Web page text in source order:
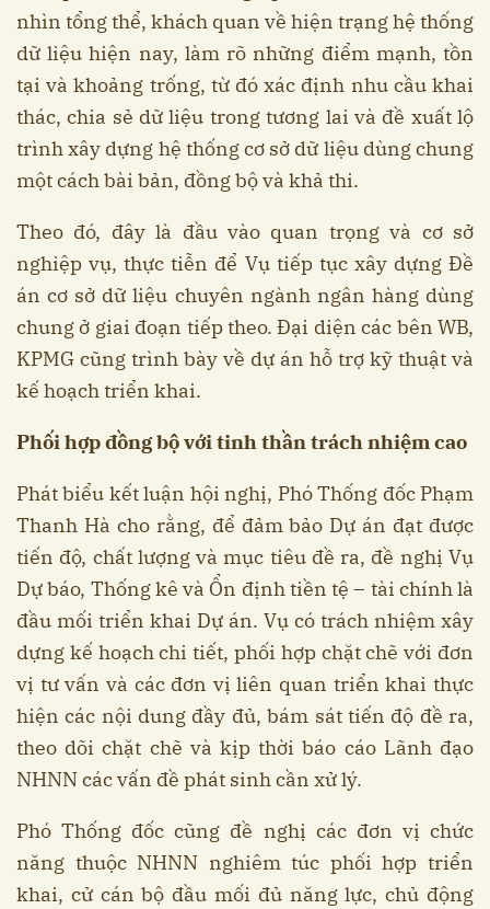
nhìn tổng thể, khách quan về hiện trạng hệ thống
dữ liệu hiện nay, làm rõ những điểm mạnh, tồn
tại và khoảng trống, từ đó xác định nhu cầu khai
thác, chia sẻ dữ liệu trong tương lai và đề xuất lộ
trình xây dựng hệ thống cơ sở dữ liệu dùng chung
một cách bài bản, đồng bộ và khả thi.
Theo đó, đây là đầu vào quan trọng và cơ sở
nghiệp vụ, thực tiễn để Vụ tiếp tục xây dựng Đề
án cơ sở dữ liệu chuyên ngành ngân hàng dùng
chung ở giai đoạn tiếp theo. Đại diện các bên WB,
KPMG cũng trình bày về dự án hỗ trợ kỹ thuật và
kế hoạch triển khai.
Phối hợp đồng bộ với tinh thần trách nhiệm cao
Phát biểu kết luận hội nghị, Phó Thống đốc Phạm
Thanh Hà cho rằng, để đảm bảo Dự án đạt được
tiến độ, chất lượng và mục tiêu đề ra, đề nghị Vụ
Dự báo, Thống kê và Ổn định tiền tệ – tài chính là
đầu mối triển khai Dự án. Vụ có trách nhiệm xây
dựng kế hoạch chi tiết, phối hợp chặt chẽ với đơn
vị tư vấn và các đơn vị liên quan triển khai thực
hiện các nội dung đầy đủ, bám sát tiến độ đề ra,
theo dõi chặt chẽ và kịp thời báo cáo Lãnh đạo
NHNN các vấn đề phát sinh cần xử lý.
Phó Thống đốc cũng đề nghị các đơn vị chức
năng thuộc NHNN nghiêm túc phối hợp triển
khai, cử cán bộ đầu mối đủ năng lực, chủ động